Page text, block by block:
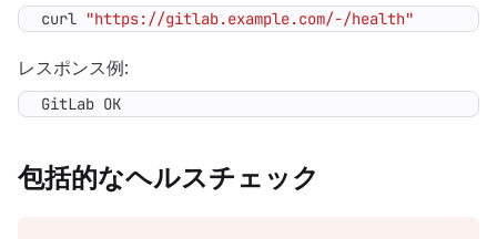
curl "https://gitlab.example.com/-/health"
レスポンス例:
GitLab OK
包括的なヘルスチェック